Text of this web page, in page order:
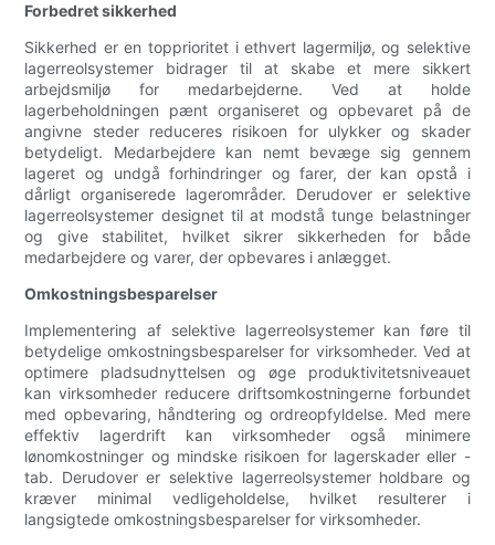
Forbedret sikkerhed
Sikkerhed er en topprioritet i ethvert lagermiljø, og selektive
lagerreolsystemer bidrager til at skabe et mere sikkert
arbejdsmiljø for medarbejderne. Ved at holde
lagerbeholdningen pænt organiseret og opbevaret på de
angivne steder reduceres risikoen for ulykker og skader
betydeligt. Medarbejdere kan nemt bevæge sig gennem
lageret og undgå forhindringer og farer, der kan opstå i
dårligt organiserede lagerområder. Derudover er selektive
lagerreolsystemer designet til at modstå tunge belastninger
og give stabilitet, hvilket sikrer sikkerheden for både
medarbejdere og varer, der opbevares i anlægget.
Omkostningsbesparelser
Implementering af selektive lagerreolsystemer kan føre til
betydelige omkostningsbesparelser for virksomheder. Ved at
optimere pladsudnyttelsen og øge produktivitetsniveauet
kan virksomheder reducere driftsomkostningerne forbundet
med opbevaring, håndtering og ordreopfyldelse. Med mere
effektiv lagerdrift kan virksomheder også minimere
lønomkostninger og mindske risikoen for lagerskader eller -
tab. Derudover er selektive lagerreolsystemer holdbare og
kræver minimal vedligeholdelse, hvilket resulterer i
langsigtede omkostningsbesparelser for virksomheder.